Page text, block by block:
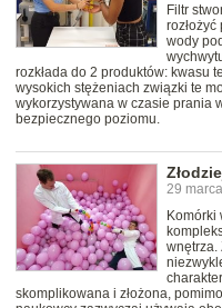
Filtr
wody
rozkłada do 2 produktów: kwasu
wysokich stężeniach związki te
wykorzystywana w czasie prania
bezpiecznego poziomu.
29
Komórki
wnętrza.
skomplikowana i złożona,